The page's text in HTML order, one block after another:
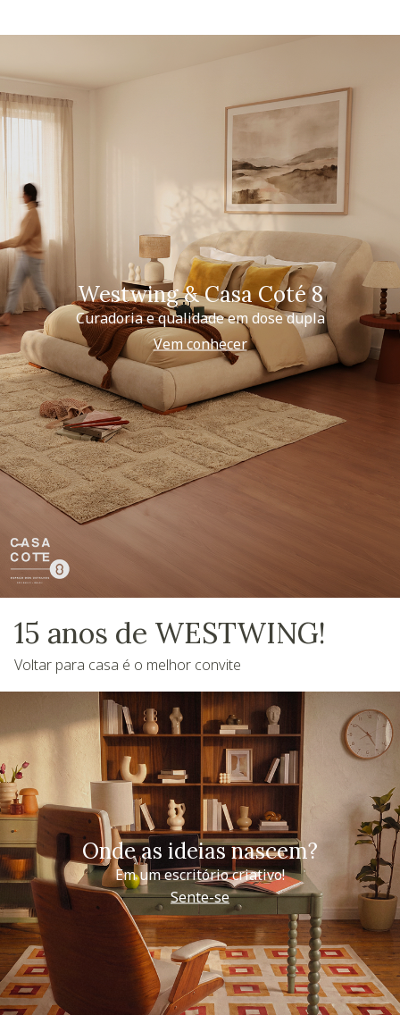
Westwing & Casa Coté 8
Curadoria e qualidade em dose dupla
Vem conhecer
15 anos de WESTWING!
Voltar para casa é o melhor convite
Onde as ideias nascem?
Em um escritório criativo!
Sente-se